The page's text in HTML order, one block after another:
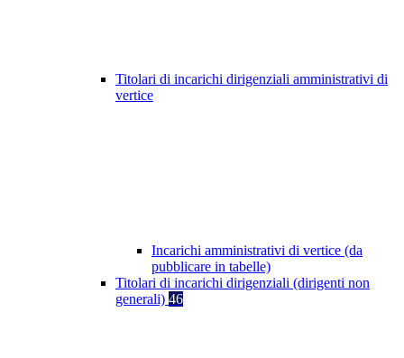
Titolari di incarichi dirigenziali amministrativi di
vertice
Incarichi amministrativi di vertice (da
pubblicare in tabelle)
Titolari di incarichi dirigenziali (dirigenti non
generali) 46